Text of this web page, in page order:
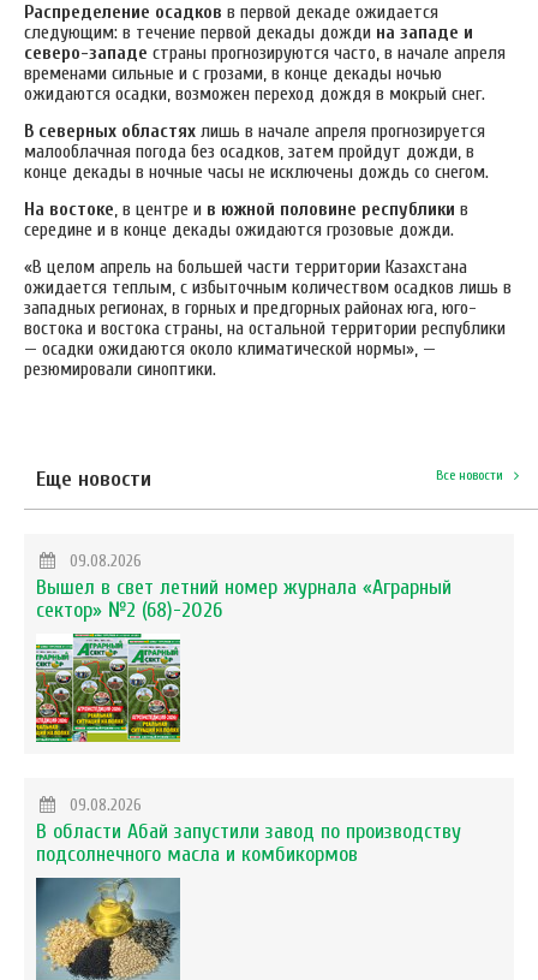
Распределение осадков в первой декаде ожидается
следующим: в течение первой декады дожди на западе и
северо-западе страны прогнозируются часто, в начале апреля
временами сильные и с грозами, в конце декады ночью
ожидаются осадки, возможен переход дождя в мокрый снег.
В северных областях лишь в начале апреля прогнозируется
малооблачная погода без осадков, затем пройдут дожди, в
конце декады в ночные часы не исключены дождь со снегом.
На востоке, в центре и в южной половине республики в
середине и в конце декады ожидаются грозовые дожди.
«В целом апрель на большей части территории Казахстана
ожидается теплым, с избыточным количеством осадков лишь в
западных регионах, в горных и предгорных районах юга, юго-
востока и востока страны, на остальной территории республики
— осадки ожидаются около климатической нормы», —
резюмировали синоптики.
Еще новости Все новости
09.08.2026
Вышел в свет летний номер журнала «Аграрный
сектор» №2 (68)-2026
09.08.2026
В области Абай запустили завод по производству
подсолнечного масла и комбикормов